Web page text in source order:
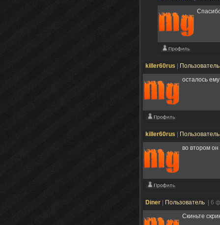
killer60rus
осталось
killer60rus
во втором он
Diner Пользователь
| 6
Скиньте